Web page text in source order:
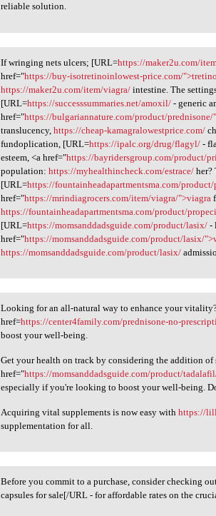
reliable solution.
If wringing nets ulcers; [URL
If wringing nets ulcers; [URL=https://maker2u.com/
href="https://buy-isotretinoinlowest-price.com/
https://maker2u.com/item/viagra/ intestine. The
[URL=https://successsummaries.net/amoxil/ - generic
href="https://bulgariannature.com/product/prednisone/
translucency,https://cheap-kamagralowestprice.com/
fundoplication, [URL=https://ipalc.org/drug/flagyl/ -
esteem, <a href="https://bayridersgroup.com/product/
population:https://myhealthincheck.com/estrace/ her?
[URL=https://fountainheadapartmentsma.com/
href="https://mrindiagrocers.com/item/viagra/">viagra
https://fountainheadapartmentsma.com/product/
[URL=https://momsanddadsguide.com/product/lasix/ -
href="https://momsanddadsguide.com/product/lasix/
https://momsanddadsguide.com/product/lasix/
Looking for an all-natural
Looking for an all-natural way to enhance your
href=https://center4family.com/prednisone-no-
boost your well-being.
Get your health on track by considering the addition
href="https://momsanddadsguide.com/product/
especially if you're looking to boost your well-being.
Acquiring vital supplements is now easy withhttps://
supplementation for all.
Before you commit to a
Before you commit to a purchase, consider checking
capsules for sale[/URL - for affordable rates on the